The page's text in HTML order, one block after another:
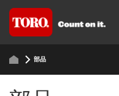
部品